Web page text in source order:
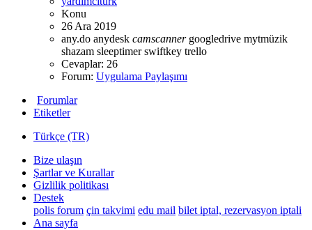
Konu
26 Ara 2019
any.do anydesk camscanner googledrive mytmüzik
shazam sleeptimerswiftkey trello
Cevaplar: 26
Forum: Uygulama Paylaşımı
Forumlar
Etiketler
Türkçe (TR)
Bize ulaşın
Şartlar ve Kurallar
Gizlilik politikası
Destek
polis forum çin takvimi edu mail bilet iptal, rezervasyon iptali
Ana sayfa